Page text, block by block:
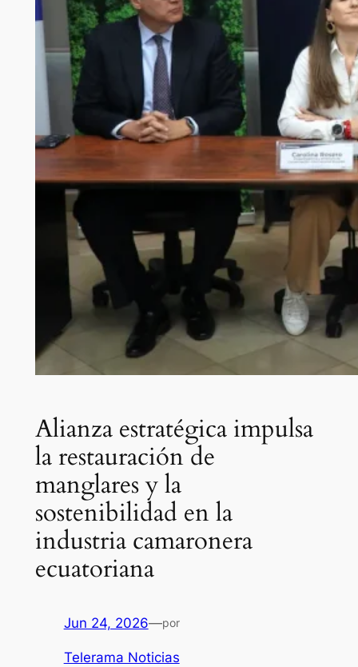
Alianza estratégica impulsa
la restauración de
manglares y la
sostenibilidad en la
industria camaronera
ecuatoriana
Jun 24, 2026—por
Telerama Noticias